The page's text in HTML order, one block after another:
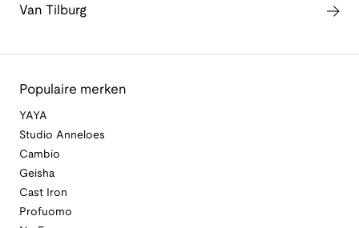
Van Tilburg
Populaire merken
YAYA
Studio Anneloes
Cambio
Geisha
Cast Iron
Profuomo